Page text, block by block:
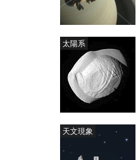
太陽系
天文現象